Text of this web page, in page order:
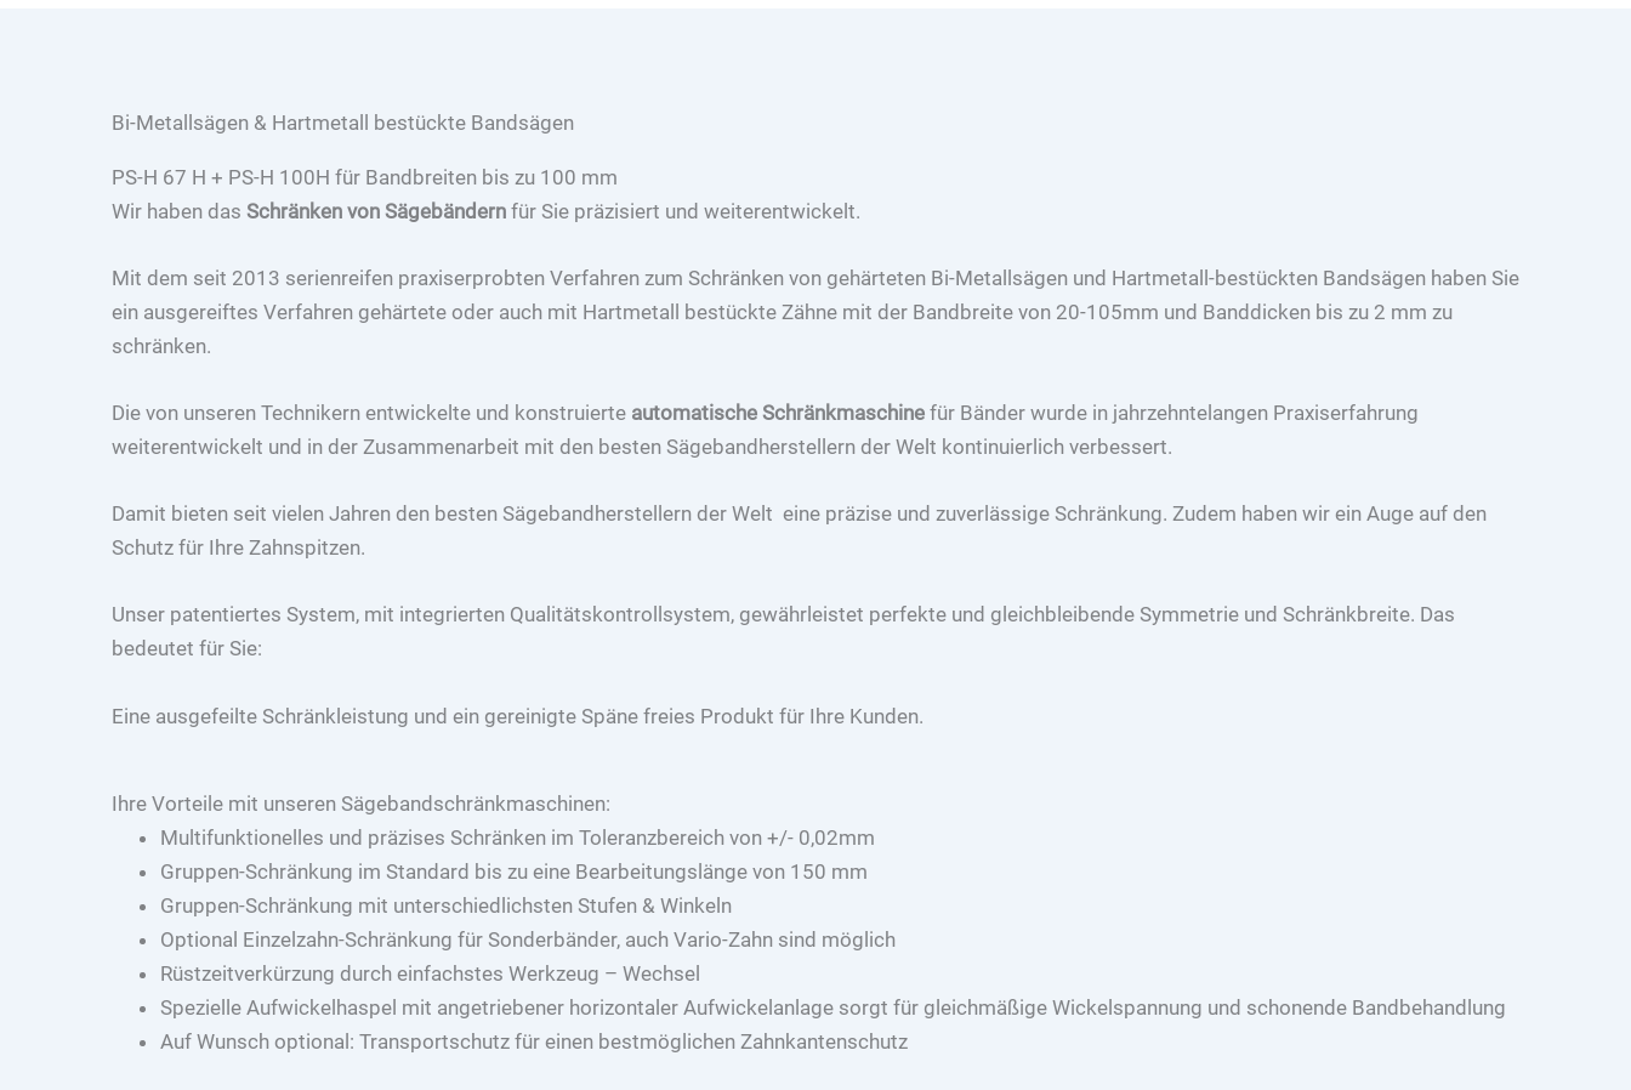
Bi-Metallsägen & Hartmetall bestückte Bandsägen
PS-H 67 H + PS-H 100H für Bandbreiten bis zu 100 mm
Wir haben das Schränken von Sägebändern für Sie präzisiert und weiterentwickelt.
Mit dem seit 2013 serienreifen praxiserprobten Verfahren zum Schränken von gehärteten Bi-Metallsägen und Hartmetall-bestückten Bandsägen haben Sie
ein ausgereiftes Verfahren gehärtete oder auch mit Hartmetall bestückte Zähne mit der Bandbreite von 20-105mm und Banddicken bis zu 2 mm zu
schränken.
Die von unseren Technikern entwickelte und konstruierte automatische Schränkmaschine für Bänder wurde in jahrzehntelangen Praxiserfahrung
weiterentwickelt und in der Zusammenarbeit mit den besten Sägebandherstellern der Welt kontinuierlich verbessert.
Damit bieten seit vielen Jahren den besten Sägebandherstellern der Welt eine präzise und zuverlässige Schränkung. Zudem haben wir ein Auge auf den
Schutz für Ihre Zahnspitzen.
Unser patentiertes System, mit integrierten Qualitätskontrollsystem, gewährleistet perfekte und gleichbleibende Symmetrie und Schränkbreite. Das
bedeutet für Sie:
Eine ausgefeilte Schränkleistung und ein gereinigte Späne freies Produkt für Ihre Kunden.
Ihre Vorteile mit unseren Sägebandschränkmaschinen:
Multifunktionelles und präzises Schränken im Toleranzbereich von +/- 0,02mm
Gruppen-Schränkung im Standard bis zu eine Bearbeitungslänge von 150 mm
Gruppen-Schränkung mit unterschiedlichsten Stufen & Winkeln
Optional Einzelzahn-Schränkung für Sonderbänder, auch Vario-Zahn sind möglich
Rüstzeitverkürzung durch einfachstes Werkzeug – Wechsel
Spezielle Aufwickelhaspel mit angetriebener horizontaler Aufwickelanlage sorgt für gleichmäßige Wickelspannung und schonende Bandbehandlung
Auf Wunsch optional: Transportschutz für einen bestmöglichen Zahnkantenschutz